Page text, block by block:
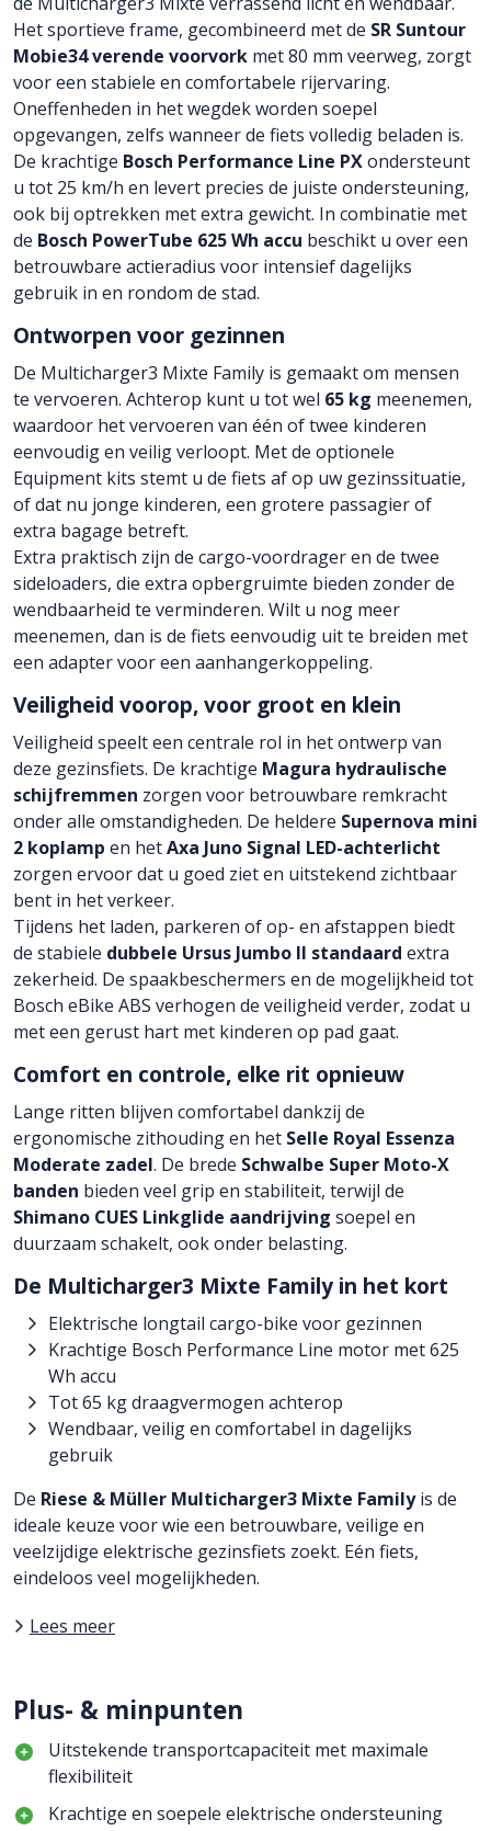
Het sportieve frame, gecombineerd met de SR Suntour
Mobie34 verende voorvork met 80 mm veerweg, zorgt
voor een stabiele en comfortabele rijervaring.
Oneffenheden in het wegdek worden soepel
opgevangen, zelfs wanneer de fiets volledig beladen is.
De krachtige Bosch Performance Line PXondersteunt
u tot 25 km/h en levert precies de juiste ondersteuning,
ook bij optrekken met extra gewicht. In combinatie met
de Bosch PowerTube 625 Wh accu beschikt u over een
betrouwbare actieradius voor intensief dagelijks
gebruik in en rondom de stad.
Ontworpen voor gezinnen
De Multicharger3 Mixte Family is gemaakt om mensen
te vervoeren. Achterop kunt u tot wel 65 kg meenemen,
waardoor het vervoeren van één of twee kinderen
eenvoudig en veilig verloopt. Met de optionele
Equipment kits stemt u de fiets af op uw gezinssituatie,
of dat nu jonge kinderen, een grotere passagier of
extra bagage betreft.
Extra praktisch zijn de cargo-voordrager en de twee
sideloaders, die extra opbergruimte bieden zonder de
wendbaarheid te verminderen. Wilt u nog meer
meenemen, dan is de fiets eenvoudig uit te breiden met
een adapter voor een aanhangerkoppeling.
Veiligheid voorop, voor groot en klein
Veiligheid speelt een centrale rol in het ontwerp van
deze gezinsfiets. De krachtige Magura hydraulische
schijfremmen zorgen voor betrouwbare remkracht
onder alle omstandigheden. De heldere Supernova mini
2 koplamp en hetAxa Juno Signal LED-achterlicht
zorgen ervoor dat u goed ziet en uitstekend zichtbaar
bent in het verkeer.
Tijdens het laden, parkeren of op- en afstappen biedt
de stabiele dubbele Ursus Jumbo II standaard extra
zekerheid. De spaakbeschermers en de mogelijkheid tot
Bosch eBike ABS verhogen de veiligheid verder, zodat u
met een gerust hart met kinderen op pad gaat.
Comfort en controle, elke rit opnieuw
Lange ritten blijven comfortabel dankzij de
ergonomische zithouding en het Selle Royal Essenza
Moderate zadel. De brede Schwalbe Super Moto-X
banden bieden veel grip en stabiliteit, terwijl de
Shimano CUES Linkglide aandrijving soepel en
duurzaam schakelt, ook onder belasting.
De Multicharger3 Mixte Family in het kort
Elektrische longtail cargo-bike voor gezinnen
Krachtige Bosch Performance Line motor met 625
Wh accu
Tot 65 kg draagvermogen achterop
Wendbaar, veilig en comfortabel in dagelijks
gebruik
De Riese & Müller Multicharger3 Mixte Familyis de
ideale keuze voor wie een betrouwbare, veilige en
veelzijdige elektrische gezinsfiets zoekt. Eén fiets,
eindeloos veel mogelijkheden.
Lees meer
Plus- & minpunten
Uitstekende transportcapaciteit met maximale
flexibiliteit
Krachtige en soepele elektrische ondersteuning